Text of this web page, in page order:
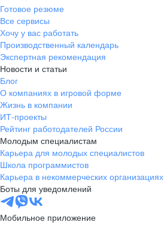
Готовое резюме
Все сервисы
Хочу у вас работать
Производственный календарь
Экспертная рекомендация
Новости и статьи
Блог
О компаниях в игровой форме
Жизнь в компании
ИТ-проекты
Рейтинг работодателей России
Молодым специалистам
Карьера для молодых специалистов
Школа программистов
Карьера в некоммерческих организациях
Боты для уведомлений
Мобильное приложение